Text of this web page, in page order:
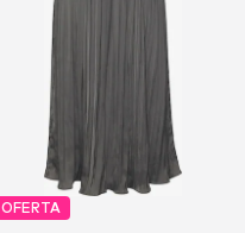
OFERTA